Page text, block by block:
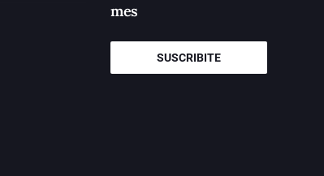
mes
SUSCRIBITE